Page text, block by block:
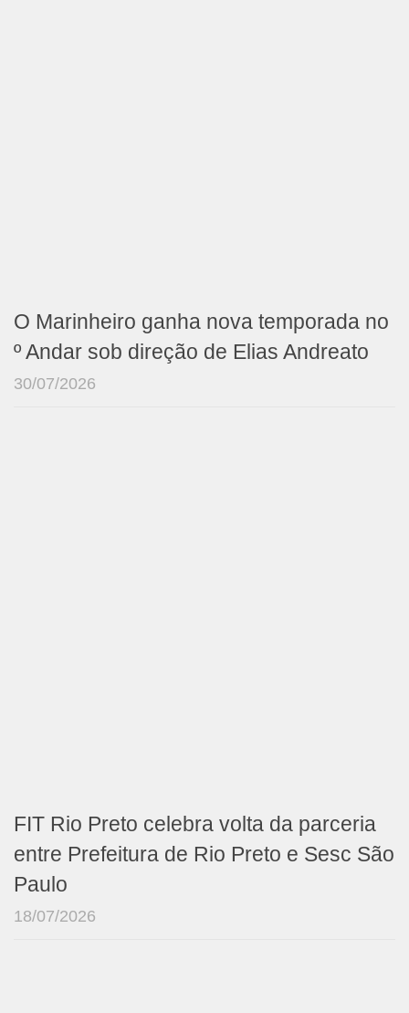
O Marinheiro ganha nova temporada no
º Andar sob direção de Elias Andreato
30/07/2026
FIT Rio Preto celebra volta da parceria
entre Prefeitura de Rio Preto e Sesc São
Paulo
18/07/2026